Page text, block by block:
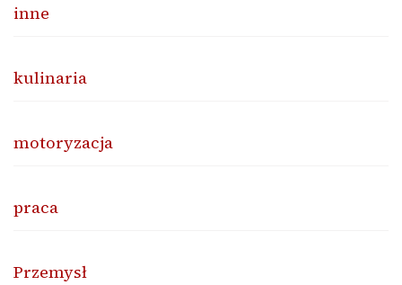
inne
kulinaria
motoryzacja
praca
Przemysł